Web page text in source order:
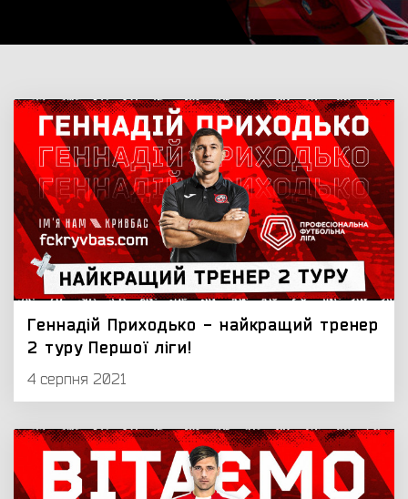
Геннадій Приходько - найкращий тренер
2 туру Першої ліги!
4 серпня 2021